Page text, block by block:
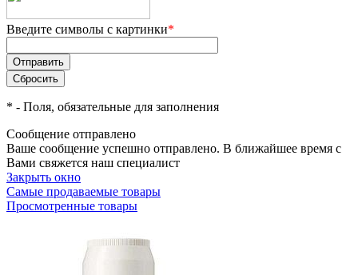
Введите символы с картинки*
* - Поля, обязательные для заполнения
Сообщение отправлено
Ваше сообщение успешно отправлено. В ближайшее время с
Вами свяжется наш специалист
Закрыть окно
Самые продаваемые товары
Просмотренные товары